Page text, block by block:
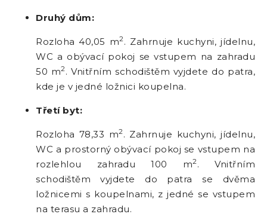
Druhý dům:
Rozloha 40,05 m2. Zahrnuje kuchyni, jídelnu,
WC a obývací pokoj se vstupem na zahradu
50 m2. Vnitřním schodištěm vyjdete do patra,
kde je v jedné ložnici koupelna.
Třetí byt:
Rozloha 78,33 m2. Zahrnuje kuchyni, jídelnu,
WC a prostorný obývací pokoj se vstupem na
rozlehlou zahradu 100 m2. Vnitřním
schodištěm vyjdete do patra se dvěma
ložnicemi s koupelnami, z jedné se vstupem
na terasu a zahradu.